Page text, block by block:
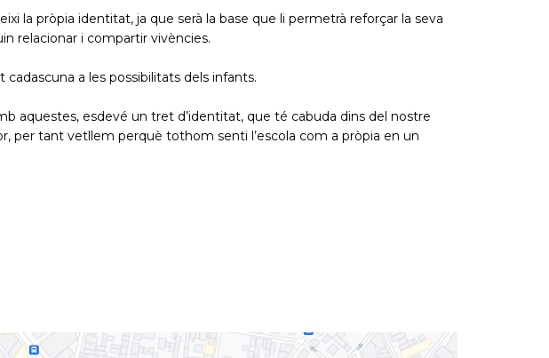
la pròpia identitat, ja que serà la base que li permetrà reforçar la seva
relacionar i compartir vivències.
a les possibilitats dels infants.
aquestes, esdevé un tret d’identitat, que té cabuda dins del nostre
per tant vetllem perquè tothom senti l’escola com a pròpia en un